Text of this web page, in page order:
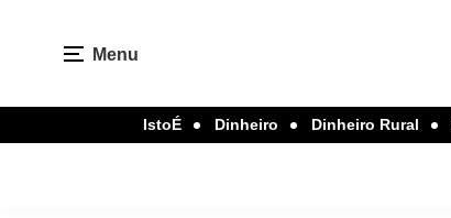
Menu
IstoÉ Dinheiro Dinheiro Rural